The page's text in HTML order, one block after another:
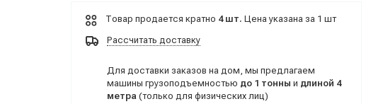
Товар продается кратно 4 шт. Цена указана за 1 шт
Рассчитать доставку
Для доставки заказов на дом, мы предлагаем
машины грузоподъемностью до 1 тонны и длиной 4
метра (только для физических лиц)